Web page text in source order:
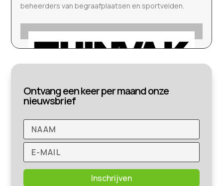
beheerders van begraafplaatsen en sportvelden.
Ontvang een keer per maand onze
nieuwsbrief
Inschrijven